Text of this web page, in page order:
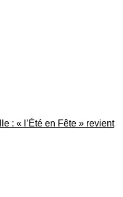
: « l’Été en Fête » revient